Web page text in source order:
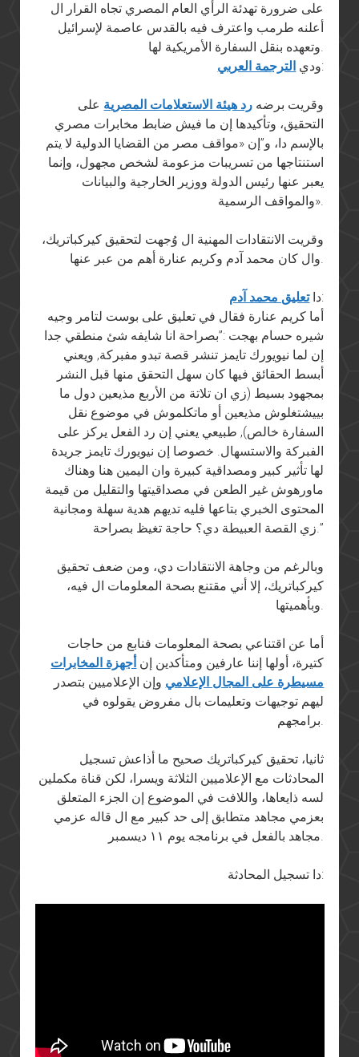
على ضرورة تهدئة الرأي العام المصري تجاه القرار ال
أعلنه طرمب واعترف فيه بالقدس عاصمة لإسرائيل
وتعهده بنقل السفارة الأمريكية لها.
ودي الترجمة العربي :
وقريت برضه رد هيئة الاستعلامات المصرية على
التحقيق، وتأكيدها إن ما فيش ضابط مخابرات مصري
بالإسم دا، و”إن «مواقف مصر من القضايا الدولية لا يتم
استنتاجها من تسريبات مزعومة لشخص مجهول، وإنما
يعبر عنها رئيس الدولة ووزير الخارجية والبيانات
والمواقف الرسمية».
وقريت الانتقادات المهنية ال وُجهت لتحقيق كيركباتريك،
وال كان محمد آدم وكريم عنارة أهم من عبر عنها.
داتعليق محمد آدم
:
أما كريم عنارة فقال في تعليق على بوست لتامر وجيه
شيره حسام بهجت :”بصراحة انا شايفه شئ منطقي جدا
إن لما نيويورك تايمز تنشر قصة تبدو مفبركة, ويعني
أبسط الحقائق فيها كان سهل التحقق منها قبل النشر
بمجهود بسيط (زي ان تلاتة من الأربع مذيعين دول ما
بييشتغلوش مذيعين أو ماتكلموش في موضوع نقل
السفارة خالص), طبيعي يعني إن رد الفعل يركز على
الفبركة والاستسهال. خصوصا إن نيويورك تايمز جريدة
لها تأثير كبير ومصداقية كبيرة وان اليمين هنا وهناك
ماورهوش غير الطعن في مصداقيتها والتقليل من قيمة
المحتوى الخبري بتاعها فليه تديهم هدية سهلة ومجانية
زي القصة العبيطة دي؟ حاجة تغيظ بصراحة.”
وبالرغم من وجاهة الانتقادات دي، ومن ضعف تحقيق
كيركباتريك، إلا أني مقتنع بصحة المعلومات ال فيه،
وبأهميتها.
أما عن اقتناعي بصحة المعلومات فنابع من حاجات
كتيرة، أولها إننا عارفين ومتأكدين إن أجهزة المخابرات
مسيطرة على المجال الإعلامي وإن الإعلاميين بتصدر
ليهم توجيهات وتعليمات بال مفروض يقولوه في
برامجهم.
ثانيا، تحقيق كيركباتريك صحيح ما أذاعش تسجيل
المحادثات مع الإعلاميين الثلاثة ويسرا، لكن قناة مكملين
لسه ذايعاها، واللافت في الموضوع إن الجزء المتعلق
بعزمي مجاهد متطابق إلى حد كبير مع ال قاله عزمي
مجاهد بالفعل في برنامجه يوم ١١ ديسمبر.
دا تسجيل المحادثة: